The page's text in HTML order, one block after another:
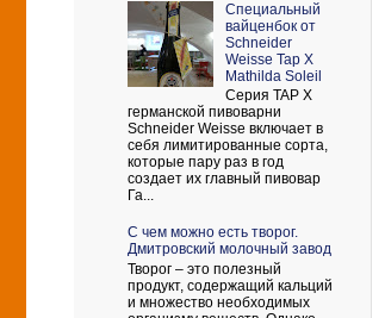
Cпециальный
вайценбок от
Schneider
Weisse Tap X
Mathilda Soleil
Серия TAP X
германской пивоварни
Schneider Weisse включает в
себя лимитированные сорта,
которые пару раз в год
создает их главный пивовар
Га...
С чем можно есть творог.
Дмитровский молочный завод
Творог – это полезный
продукт, содержащий кальций
и множество необходимых